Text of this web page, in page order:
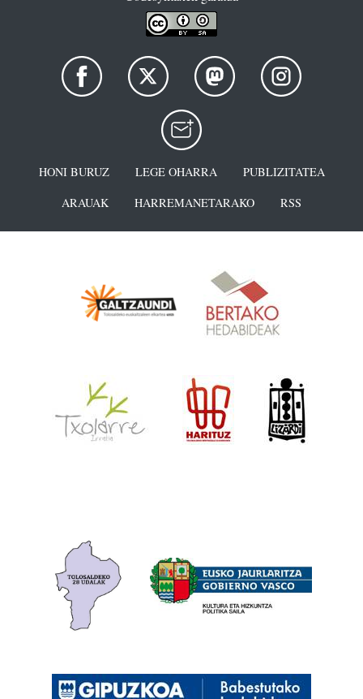
HONI BURUZ LEGE OHARRA
PUBLIZITATEA
ARAUAK
HARREMANETARAKO RSS